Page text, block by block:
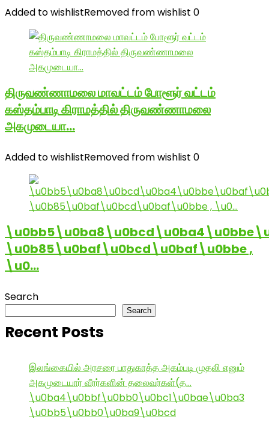
Added to wishlistRemoved from wishlist 0
திருவண்ணாமலை மாவட்டம் போளூர் வட்டம்
கஸ்தம்பாடி கிராமத்தில் திருவண்ணாமலை
அகமுடையா…
Added to wishlistRemoved from wishlist 0
\u0b85\u0baf\u0bcd\u0baf\u0bbe ,
\u0…
Search
Search
Recent Posts
இலங்கையில் அரசரை பாதுகாத்த அகம்படி முதலி எனும்
அகமுடையார் வீரர்களின் தலைவர்கள்(த…
\u0ba4\u0bbf\u0bb0\u0bc1\u0bae\u0ba3
\u0bb5\u0bb0\u0ba9\u0bcd